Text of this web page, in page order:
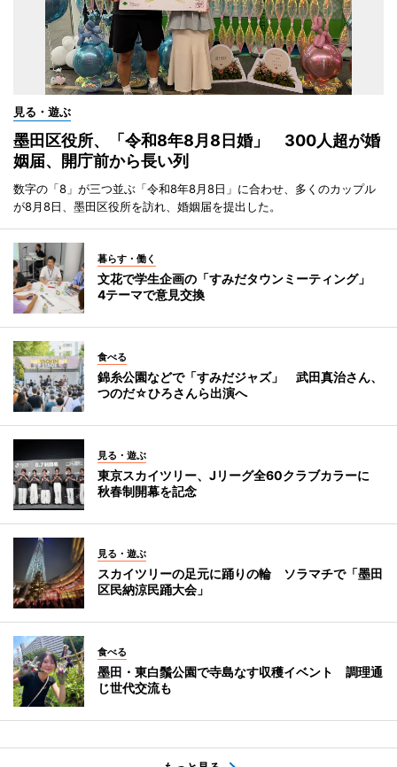
見る・遊ぶ
墨田区役所、「令和8年8月8日婚」 300人超が婚
姻届、開庁前から長い列
数字の「8」が三つ並ぶ「令和8年8月8日」に合わせ、多くのカップル
が8月8日、墨田区役所を訪れ、婚姻届を提出した。
暮らす・働く
文花で学生企画の「すみだタウンミーティング」
4テーマで意見交換
食べる
錦糸公園などで「すみだジャズ」 武田真治さん、
つのだ☆ひろさんら出演へ
見る・遊ぶ
東京スカイツリー、Jリーグ全60クラブカラーに
秋春制開幕を記念
見る・遊ぶ
スカイツリーの足元に踊りの輪 ソラマチで「墨田
区民納涼民踊大会」
食べる
墨田・東白鬚公園で寺島なす収穫イベント 調理通
じ世代交流も